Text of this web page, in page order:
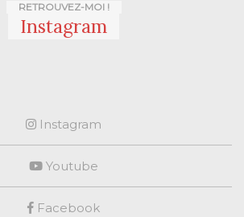
RETROUVEZ-MOI !
Instagram
Instagram
Youtube
Facebook